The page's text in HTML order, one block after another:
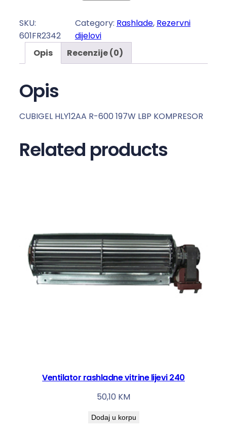
M
P
O
R
R
6
0
SKU:
601FR2342
Category: Rashlade, Rezervni
dijelovi
Opis
Recenzije (0)
Opis
CUBIGEL HLY12AA R-600 197W LBP KOMPRESOR
Related products
Ventilator rashladne vitrine lijevi 240
50,10 KM
Dodaj u korpu